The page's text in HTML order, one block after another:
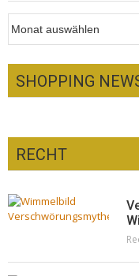
SHOPPING
Pepe
Woher
RECHT